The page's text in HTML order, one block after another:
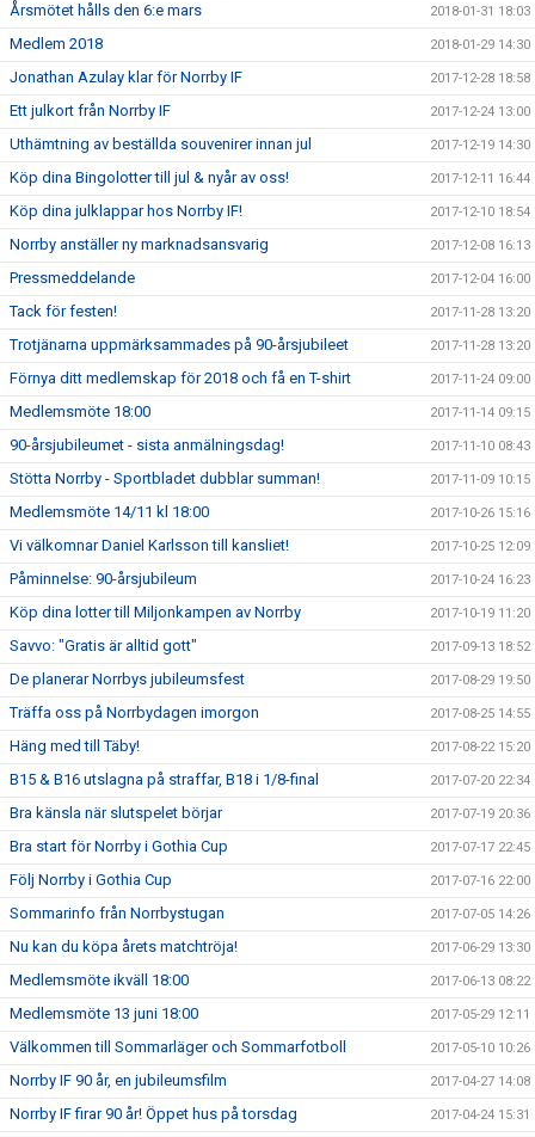
Årsmötet hålls den 6:e mars 2018-01-31 18:03
Medlem 2018 2018-01-29 14:30
Jonathan Azulay klar för Norrby IF 2017-12-28 18:58
Ett julkort från Norrby IF 2017-12-24 13:00
Uthämtning av beställda souvenirer innan jul 2017-12-19 14:30
Köp dina Bingolotter till jul & nyår av oss! 2017-12-11 16:44
Köp dina julklappar hos Norrby IF! 2017-12-10 18:54
Norrby anställer ny marknadsansvarig 2017-12-08 16:13
Pressmeddelande 2017-12-04 16:00
Tack för festen! 2017-11-28 13:20
Trotjänarna uppmärksammades på 90-årsjubileet 2017-11-28 13:20
Förnya ditt medlemskap för 2018 och få en T-shirt 2017-11-24 09:00
Medlemsmöte 18:00 2017-11-14 09:15
90-årsjubileumet - sista anmälningsdag! 2017-11-10 08:43
Stötta Norrby - Sportbladet dubblar summan! 2017-11-09 10:15
Medlemsmöte 14/11 kl 18:00 2017-10-26 15:16
Vi välkomnar Daniel Karlsson till kansliet! 2017-10-25 12:09
Påminnelse: 90-årsjubileum 2017-10-24 16:23
Köp dina lotter till Miljonkampen av Norrby 2017-10-19 11:20
Savvo: "Gratis är alltid gott" 2017-09-13 18:52
De planerar Norrbys jubileumsfest 2017-08-29 19:50
Träffa oss på Norrbydagen imorgon 2017-08-25 14:55
Häng med till Täby! 2017-08-22 15:20
B15 & B16 utslagna på straffar, B18 i 1/8-final 2017-07-20 22:34
Bra känsla när slutspelet börjar 2017-07-19 20:36
Bra start för Norrby i Gothia Cup 2017-07-17 22:45
Följ Norrby i Gothia Cup 2017-07-16 22:00
Sommarinfo från Norrbystugan 2017-07-05 14:26
Nu kan du köpa årets matchtröja! 2017-06-29 13:30
Medlemsmöte ikväll 18:00 2017-06-13 08:22
Medlemsmöte 13 juni 18:00 2017-05-29 12:11
Välkommen till Sommarläger och Sommarfotboll 2017-05-10 10:26
Norrby IF 90 år, en jubileumsfilm 2017-04-27 14:08
Norrby IF firar 90 år! Öppet hus på torsdag 2017-04-24 15:31